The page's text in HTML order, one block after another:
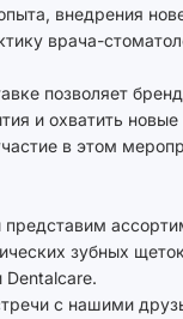
внедрения
врача-
позволяет
и охватить
в этом
зубных
Dentalcare.
с нашими